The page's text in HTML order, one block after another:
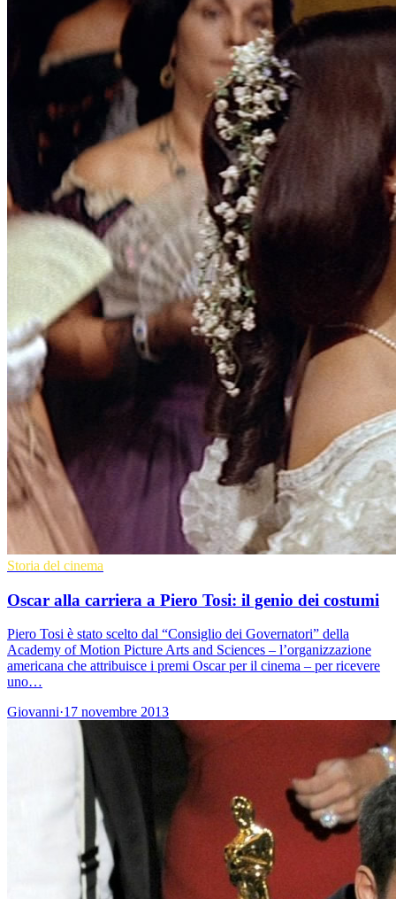
Storia del cinema
Oscar alla carriera a Piero Tosi: il genio dei costumi
Piero Tosi è stato scelto dal “Consiglio dei Governatori” della
Academy of Motion Picture Arts and Sciences – l’organizzazione
americana che attribuisce i premi Oscar per il cinema – per ricevere
uno…
Giovanni·17 novembre 2013